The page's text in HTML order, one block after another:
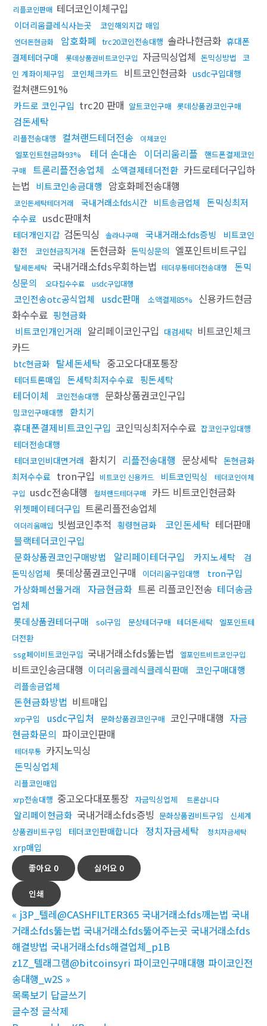
리플코인판매 테더코인이체구입
이더리움클레식사는곳 코인해외지갑 매입
언더돈현금화 암호화폐 trc20코인전송대행 솔라나현금화 휴대폰
결제테더구매
롯데상품권비트코인구입 자금믹싱업체 돈믹싱방법
코
인 계좌이체구입
코인체크카드 비트코인현금화 usdc구입대행
컬쳐랜드91%
카드로 코인구입 trc20 판매 알트코인구매 롯데상품권코인구매
검돈세탁
리플전송대행 컬쳐랜드테더전송 이체코인
엘포인트현금화93% 테더 손대손 이더리움리플
핸드폰결제코인
구매
트론리플전송업체 소액결제테더전환 카드로테더구입하
는법
비트코인송금대행 암호화폐전송대행
코인돈세탁테더거래 국내거래소fds시간 비트송금업체 돈믹싱최저
수수료 usdc판매처
테더개인지갑 검돈믹싱 솔라나구매 국내거래소fds증빙
비트코인
환전
코인현금직거래 돈현금화 돈믹싱문의 엘포인트비트구입
탈세돈세탁 국내거래소fds우회하는법 테더무통테더전송대행
돈믹
싱문의
오다집수수료 usdc구입대행
코인전송otc공식업체 usdc판매 소액결제85%
신용카드현금
화수수료 핑현금화
비트코인개인거래 알리페이코인구입 대검세탁 비트코인체크
카드
btc현금화 탈세돈세탁 중고오다대포통장
테더트론매입 돈세탁최저수수료 핑돈세탁
테더이체 코인전송대행 문화상품권코인구입
밈코인구매대행 환치기
휴대폰결제비트코인구입 코인믹싱최저수수료 잡코인구입대행
테더전송대행
테더코인비대면거래 환치기 리플전송대행 문상세탁 돈현금화
최저수수료 tron구입 비트코인 신용카드 비트코인믹싱
테더코인이체
구입 usdc전송대행 컬쳐랜드테더구매 카드 비트코인현금화
위쳇페이테더구입 트론리플전송업체
이더리움매입 빗썸코인추적 횡령현금화 코인돈세탁 테더판매
블랙테더코인구입
문화상품권코인구매방법 알리페이테더구입 카지노세탁
검
돈믹싱업체 롯데상품권코인구매 이더리움구입대행
tron구입
가상화폐선물거래
자금현금화 트론 리플코인전송 테더송금
업체
롯데상품권테더구매 sol구입 문상테더구매 테더돈세탁
엘포인트테
더전환
ssg페이비트코인구입 국내거래소fds뚫는법 엘포인트비트코인구입
비트코인송금대행 이더리움클레식클레식판매 코인구매대행
리플송금업체
돈현금화방법 비트매입
xrp구입 usdc구입처 문화상품권코인구매 코인구매대행 자금
현금화문의 파이코인판매
테더무통 카지노믹싱
돈믹싱업체
리플코인매입
xrp전송대행 중고오다대포통장 자금믹싱업체 트론삽니다
알리페이현금화 국내거래소fds증빙 문화상품권비트구입
신세계
상품권비트구입
테더코인판매합니다 정치자금세탁 정치자금세탁
xrp매입
좋아요 0 싫어요 0
인쇄
« j3P_텔레@CASHFILTER365 국내거래소fds깨는법 국내
거래소fds뚫는법 국내거래소fds뚫어주는곳 국내거래소fds
해결방법 국내거래소fds해결업체_p1B
z1Z_텔래그램@bitcoinsyri 파이코인구매대행 파이코인전
송대행_w2S »
목록보기 답글쓰기
글수정 글삭제